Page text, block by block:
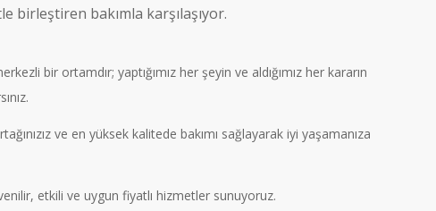
birleştiren bakımla karşılaşıyor.
bir ortamdır; yaptığımız her şeyin ve aldığımız her kararın
ve en yüksek kalitede bakımı sağlayarak iyi yaşamanıza
etkili ve uygun fiyatlı hizmetler sunuyoruz.